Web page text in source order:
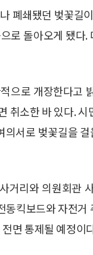
폐쇄됐던 벚꽃길
로 돌아오게 됐다
으로 개장한다고
취소한 바 있다.
서로 벚꽃길을
거리와 의원회관
동킥보드와 자전
면 통제될 예정이